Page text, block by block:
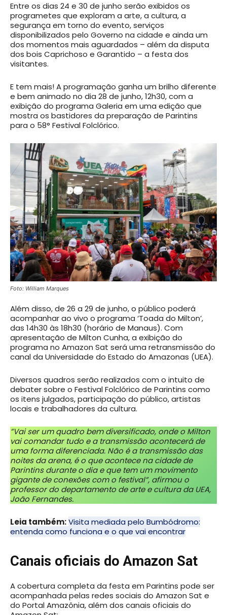
Entre os dias 24 e 30 de junho serão exibidos os
programetes que exploram a arte, a cultura, a
segurança em torno do evento, serviços
disponibilizados pelo Governo na cidade e ainda um
dos momentos mais aguardados – além da disputa
dos bois Caprichoso e Garantido – a festa dos
visitantes.
E tem mais! A programação ganha um brilho diferente
e bem animado no dia 28 de junho, 12h30, com a
exibição do programa Galeria em uma edição que
mostra os bastidores da preparação de Parintins
para o 58° Festival Folclórico.
Foto: William Marques
Além disso, de 26 a 29 de junho, o público poderá
acompanhar ao vivo o programa ‘Toada do Milton’,
das 14h30 às 18h30 (horário de Manaus). Com
apresentação de Milton Cunha, a exibição do
programa no Amazon Sat será uma retransmissão do
canal da Universidade do Estado do Amazonas (UEA).
Diversos quadros serão realizados com o intuito de
debater sobre o Festival Folclórico de Parintins como
os itens julgados, participação do público, artistas
locais e trabalhadores da cultura.
”Vai ser um quadro bem diversificado, onde o Milton
vai comandar tudo e a transmissão acontecerá de
uma forma diferenciada. Não é a transmissão das
noites da arena, é o que acontece na cidade de
Parintins durante o dia e que tem um movimento
gigante de conexões com o festival”, afirmou o
professor do departamento de arte e cultura da UEA,
João Fernandes.
Leia também:Visita mediada pelo Bumbódromo:
entenda como funciona e o que vai encontrar
Canais oficiais do Amazon Sat
A cobertura completa da festa em Parintins pode ser
acompanhada pelas redes sociais do Amazon Sat e
do Portal Amazônia, além dos canais oficiais do